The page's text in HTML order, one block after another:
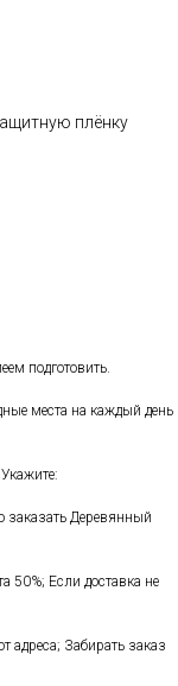
плёнку
подготовить.
места на каждый день
Укажите:
заказать Деревянный
50%; Если доставка не
адреса; Забирать заказ